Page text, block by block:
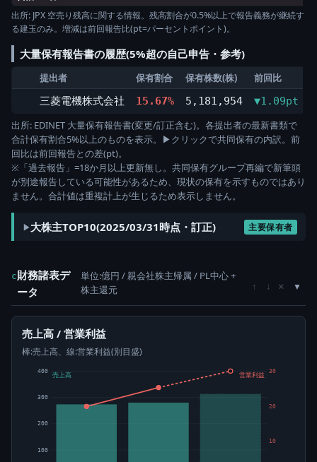
出所: JPX 空売り残高に関する情報。残高割合が0.5%以上で報告義務が継続す
る建玉のみ。増減は前回報告比(pt=パーセントポイント)。
大量保有報告書の履歴(5%超の自己申告・参考)
提出者 保有割合 保有株数(株) 前回比
三菱電機株式会社
15.67% 5,181,954 ▼1.09pt
出所: EDINET 大量保有報告書(変更/訂正含む)。各提出者の最新書類で
合計保有割合5%以上のものを表示。▶クリックで共同保有の内訳。前
回比は前回報告との差(pt)。
※「過去報告」=18か月以上更新無し。共同保有グループ再編で新筆頭
が別途報告している可能性があるため、現状の保有を示すものではあり
ません。合計値は重複計上が生じるため表示しません。
大株主TOP10(2025/03/31時点・訂正) 主要保有者
c財務諸表デ
ータ
単位:億円 / 親会社株主帰属 / PL中心 +
株主還元
↑ ↓ ×
売上高 / 営業利益
棒:売上高、線:営業利益(別目盛)
100
200
300
400
10
20
30
売上高 営業利益